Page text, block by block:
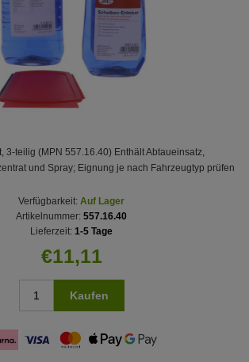
3‑teilig (MPN 557.16.40) Enthält Abtaueinsatz,
und Spray; Eignung je nach Fahrzeugtyp prüfen
Verfügbarkeit: Auf Lager
Artikelnummer: 557.16.40
Lieferzeit: 1-5 Tage
€11,11
Kaufen